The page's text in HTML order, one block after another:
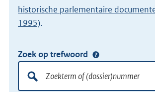
historische parlementaire
1995).
Doorzoek
alle
lokale
Zoek op trefwoord